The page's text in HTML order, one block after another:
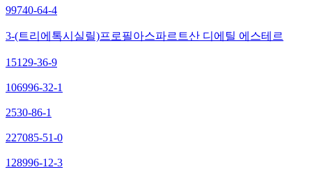
99740-64-4
3-(트리에톡시실릴)프로필아스파르트산 디에틸 에스테르
15129-36-9
106996-32-1
2530-86-1
227085-51-0
128996-12-3